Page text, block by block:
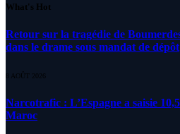
What's Hot
Retour sur la tragédie de
dans le drame sous mandat de dépôt
8 AOÛT 2026
Narcotrafic : L’Espagne a saisie
Maroc